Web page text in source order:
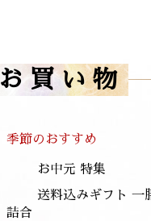
お買い物
季節のおすすめ
お中元 特集
送料込みギフト 一
詰合